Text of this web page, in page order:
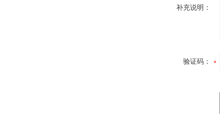
补充说明：
验证码：